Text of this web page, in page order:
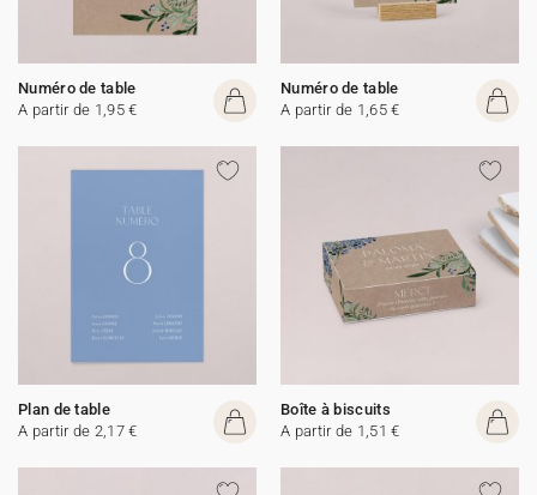
Numéro de table
A partir de 1,95 €
Numéro de table
A partir de 1,65 €
Plan de table
A partir de 2,17 €
Boîte à biscuits
A partir de 1,51 €